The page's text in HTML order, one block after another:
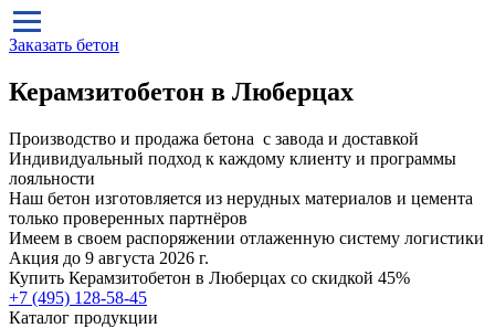
Заказать бетон
Керамзитобетон в Люберцах
Производство и продажа бетона с завода и доставкой
Индивидуальный подход к каждому клиенту и программы
лояльности
Наш бетон изготовляется из нерудных материалов и цемента
только проверенных партнёров
Имеем в своем распоряжении отлаженную систему логистики
Акция до 9 августа 2026 г.
Купить Керамзитобетон в Люберцах со скидкой 45%
+7 (495) 128-58-45
Каталог продукции